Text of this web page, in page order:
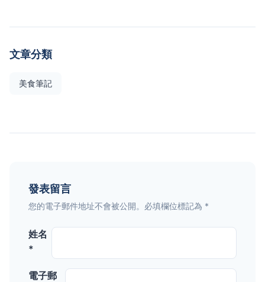
文章分類
美食筆記
發表留言
您的電子郵件地址不會被公開。必填欄位標記為 *
姓名
*
電子郵